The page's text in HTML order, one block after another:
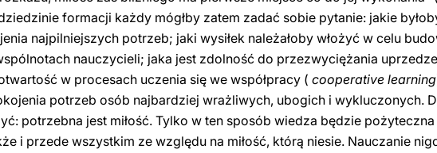
formacji każdy mógłby zatem zadać sobie pytanie: jakie
najpilniejszych potrzeb; jaki wysiłek należałoby włożyć w celu
nauczycieli; jaka jest zdolność do przezwyciężania
w procesach uczenia się we współpracy ( cooperative learning
potrzeb osób najbardziej wrażliwych, ubogich i wykluczonych.
potrzebna jest miłość. Tylko w ten sposób wiedza będzie
i przede wszystkim ze względu na miłość, którą niesie. Nauczanie